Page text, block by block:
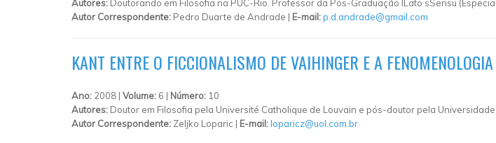
Autores: Doutorando em Filosofia na PUC-Rio. Professor da Pós-Graduação lLato sSensu
Autor Correspondente: Pedro Duarte de Andrade | E-mail:p.d.andrade@gmail.com
KANT ENTRE O FICCIONALISMO DE VAIHINGER E A
Ano: 2008 | Volume: 6 | Número: 10
Autores: Doutor em Filosofia pela Université Catholique de Louvain e pós-doutor pela
Autor Correspondente: Zeljko Loparic | E-mail:loparicz@uol.com.br